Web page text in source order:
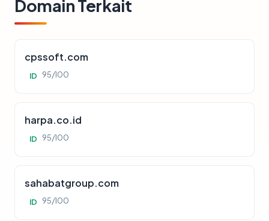
Domain Terkait
cpssoft.com
ID 95/100
harpa.co.id
ID 95/100
sahabatgroup.com
ID 95/100